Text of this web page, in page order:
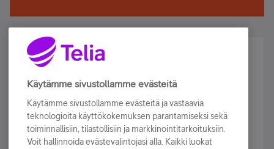
Älä jää paitsi – osallistu ja voita!
Tilaa Telian uutiskirje ja olet mukana arvonnassa.
sähköpostiisi.
Tilaa nyt
Käytämme sivustollamme evästeitä
Käytämme sivustollamme evästeitä ja vastaavia
teknologioita käyttökokemuksen parantamiseksi sekä
toiminnallisiin, tilastollisiin ja markkinointitarkoituksiin.
Voit hallinnoida evästevalintojasi alla. Kaikki luokat